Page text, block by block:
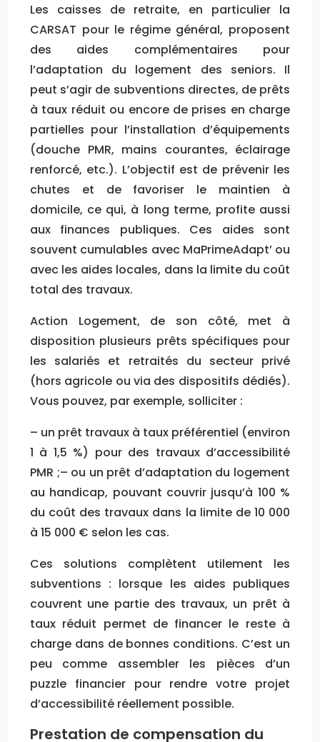
Les caisses de retraite, en particulier la
CARSAT pour le régime général, proposent
des aides complémentaires pour
l’adaptation du logement des seniors. Il
peut s’agir de subventions directes, de prêts
à taux réduit ou encore de prises en charge
partielles pour l’installation d’équipements
(douche PMR, mains courantes, éclairage
renforcé, etc.). L’objectif est de prévenir les
chutes et de favoriser le maintien à
domicile, ce qui, à long terme, profite aussi
aux finances publiques. Ces aides sont
souvent cumulables avec MaPrimeAdapt’ ou
avec les aides locales, dans la limite du coût
total des travaux.
Action Logement, de son côté, met à
disposition plusieurs prêts spécifiques pour
les salariés et retraités du secteur privé
(hors agricole ou via des dispositifs dédiés).
Vous pouvez, par exemple, solliciter :
– un prêt travaux à taux préférentiel (environ
1 à 1,5 %) pour des travaux d’accessibilité
PMR ;– ou un prêt d’adaptation du logement
au handicap, pouvant couvrir jusqu’à 100 %
du coût des travaux dans la limite de 10 000
à 15 000 € selon les cas.
Ces solutions complètent utilement les
subventions : lorsque les aides publiques
couvrent une partie des travaux, un prêt à
taux réduit permet de financer le reste à
charge dans de bonnes conditions. C’est un
peu comme assembler les pièces d’un
puzzle financier pour rendre votre projet
d’accessibilité réellement possible.
Prestation de compensation du